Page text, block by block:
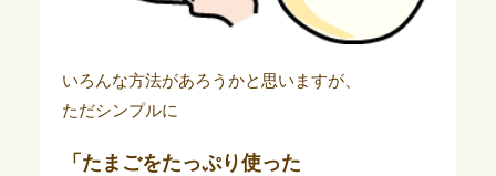
いろんな方法があろうかと思いますが、
ただシンプルに
「たまごをたっぷり使った